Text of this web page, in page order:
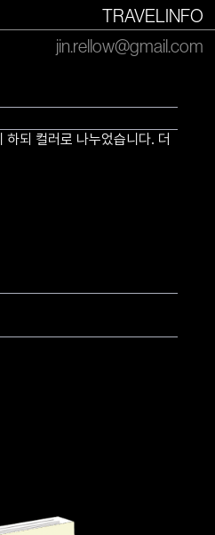
TRAVELINFO
jin.rellow@gmail.com
되 컬러로 나누었습니다. 더